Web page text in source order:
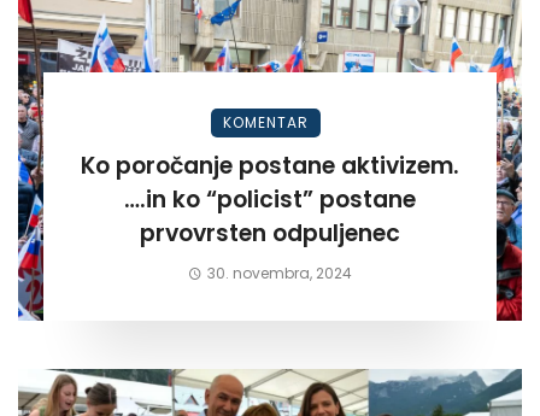
KOMENTAR
Ko poročanje postane aktivizem.
….in ko “policist” postane
prvovrsten odpuljenec
30. novembra, 2024